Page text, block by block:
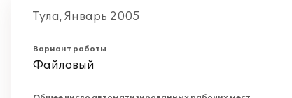
Тула, Январь 2005
Вариант работы
Файловый